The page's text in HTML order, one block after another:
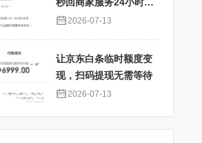
线 2026-07-13
让京东白条临时额度变
现，扫码提现无需等待
2026-07-13